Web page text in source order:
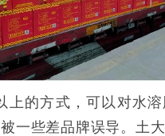
上的方式，可以对水
一些差品牌误导。土